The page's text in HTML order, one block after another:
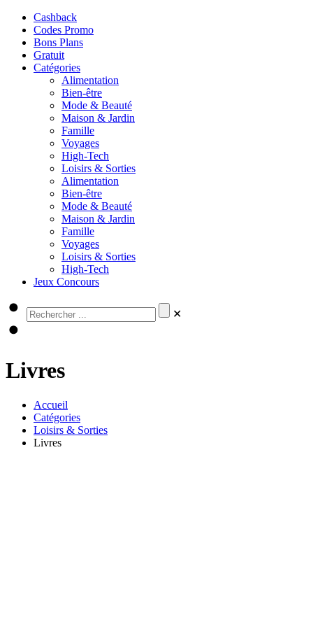
Cashback
Codes Promo
Bons Plans
Gratuit
Catégories
Alimentation
Bien-être
Mode & Beauté
Maison & Jardin
Famille
Voyages
High-Tech
Loisirs & Sorties
Alimentation
Bien-être
Mode & Beauté
Maison & Jardin
Famille
Voyages
Loisirs & Sorties
High-Tech
Jeux Concours
✕
Livres
Accueil
Catégories
Loisirs & Sorties
Livres